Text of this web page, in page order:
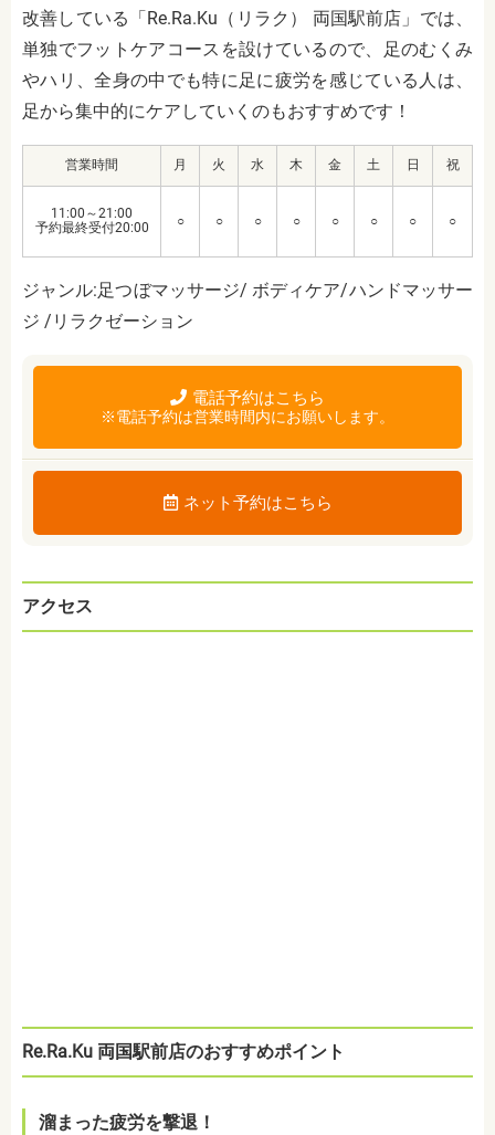
改善している「Re.Ra.Ku（リラク） 両国駅前店」では、
単独でフットケアコースを設けているので、足のむくみ
やハリ、全身の中でも特に足に疲労を感じている人は、
足から集中的にケアしていくのもおすすめです！
営業時間 月 火 水 木 金 土 日 祝
11:00～21:00
予約最終受付20:00
○ ○ ○ ○ ○ ○ ○ ○
ジャンル:足つぼマッサージ/ ボディケア/ハンドマッサー
ジ /リラクゼーション
電話予約はこちら
※電話予約は営業時間内にお願いします。
ネット予約はこちら
アクセス
Re.Ra.Ku 両国駅前店のおすすめポイント
溜まった疲労を撃退！